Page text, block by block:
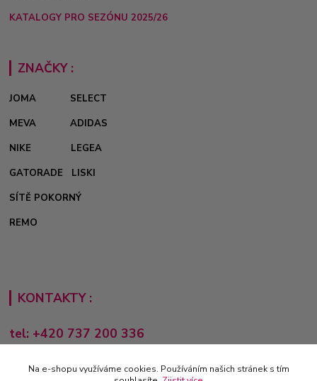
KATALOGY PRO SEZÓNU 2025/26
ZNAČKY :
JOMA
SELECT
MEVA
ADIDAS
NIKE
LEGEA
GATORADE
LISKI
SÍTĚ POKORNÝ
REMO
KONTAKTY :
tel: +420 737 200 336
Pondělí-Pátek: 8 - 17 hodin
obchod@e-sporting.cz
Na e-shopu využíváme cookies. Používáním našich stránek s tím